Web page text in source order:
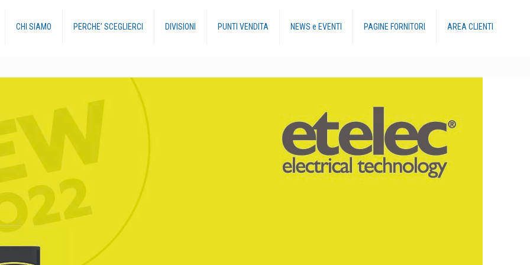
CHI SIAMO PERCHE’ SCEGLIERCI DIVISIONI PUNTI VENDITA NEWS e EVENTI PAGINE FORNITORI AREA CLIENTI